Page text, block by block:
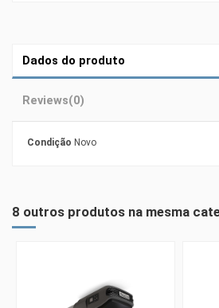
Dados do produto
Reviews(0)
Condição Novo
8 outros produtos na mesma